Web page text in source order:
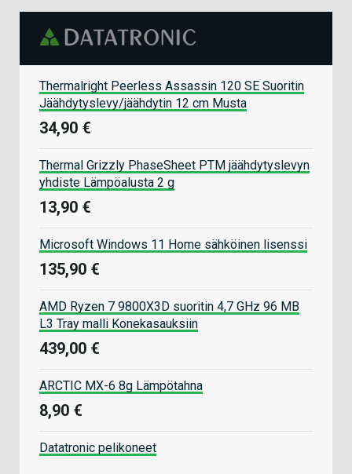
Thermalright Peerless Assassin 120 SE Suoritin
Jäähdytyslevy/jäähdytin 12 cm Musta
34,90 €
Thermal Grizzly PhaseSheet PTM jäähdytyslevyn
yhdiste Lämpöalusta 2 g
13,90 €
Microsoft Windows 11 Home sähköinen lisenssi
135,90 €
AMD Ryzen 7 9800X3D suoritin 4,7 GHz 96 MB
L3 Tray malli Konekasauksiin
439,00 €
ARCTIC MX-6 8g Lämpötahna
8,90 €
Datatronic pelikoneet